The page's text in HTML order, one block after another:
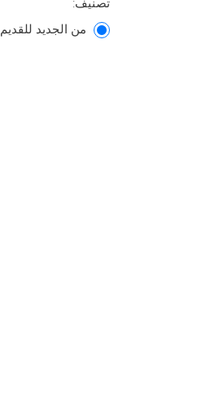
من الجديد للقديم